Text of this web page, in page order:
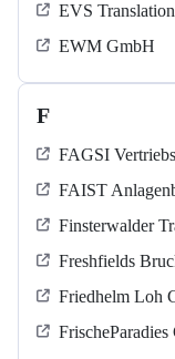
EVS
EWM GmbH
F
FAGSI
FAIST
Finsterwalder
Freshfields
Friedhelm Loh